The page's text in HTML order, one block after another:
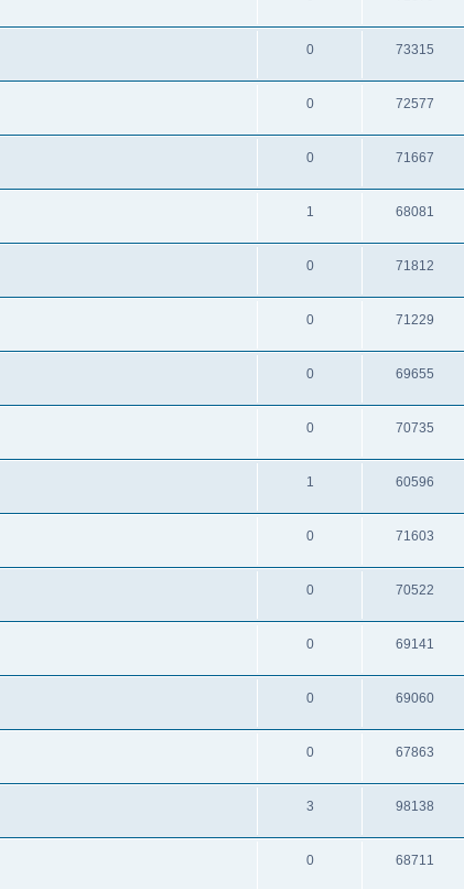
0 73315
0 72577
0 71667
1 68081
0 71812
0 71229
0 69655
0 70735
1 60596
0 71603
0 70522
0 69141
0 69060
0 67863
3 98138
0 68711